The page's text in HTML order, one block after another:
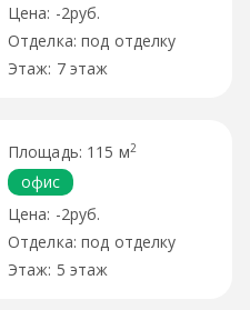
-2руб.
под отделку
7 этаж
115 м2
офис
-2руб.
под отделку
5 этаж